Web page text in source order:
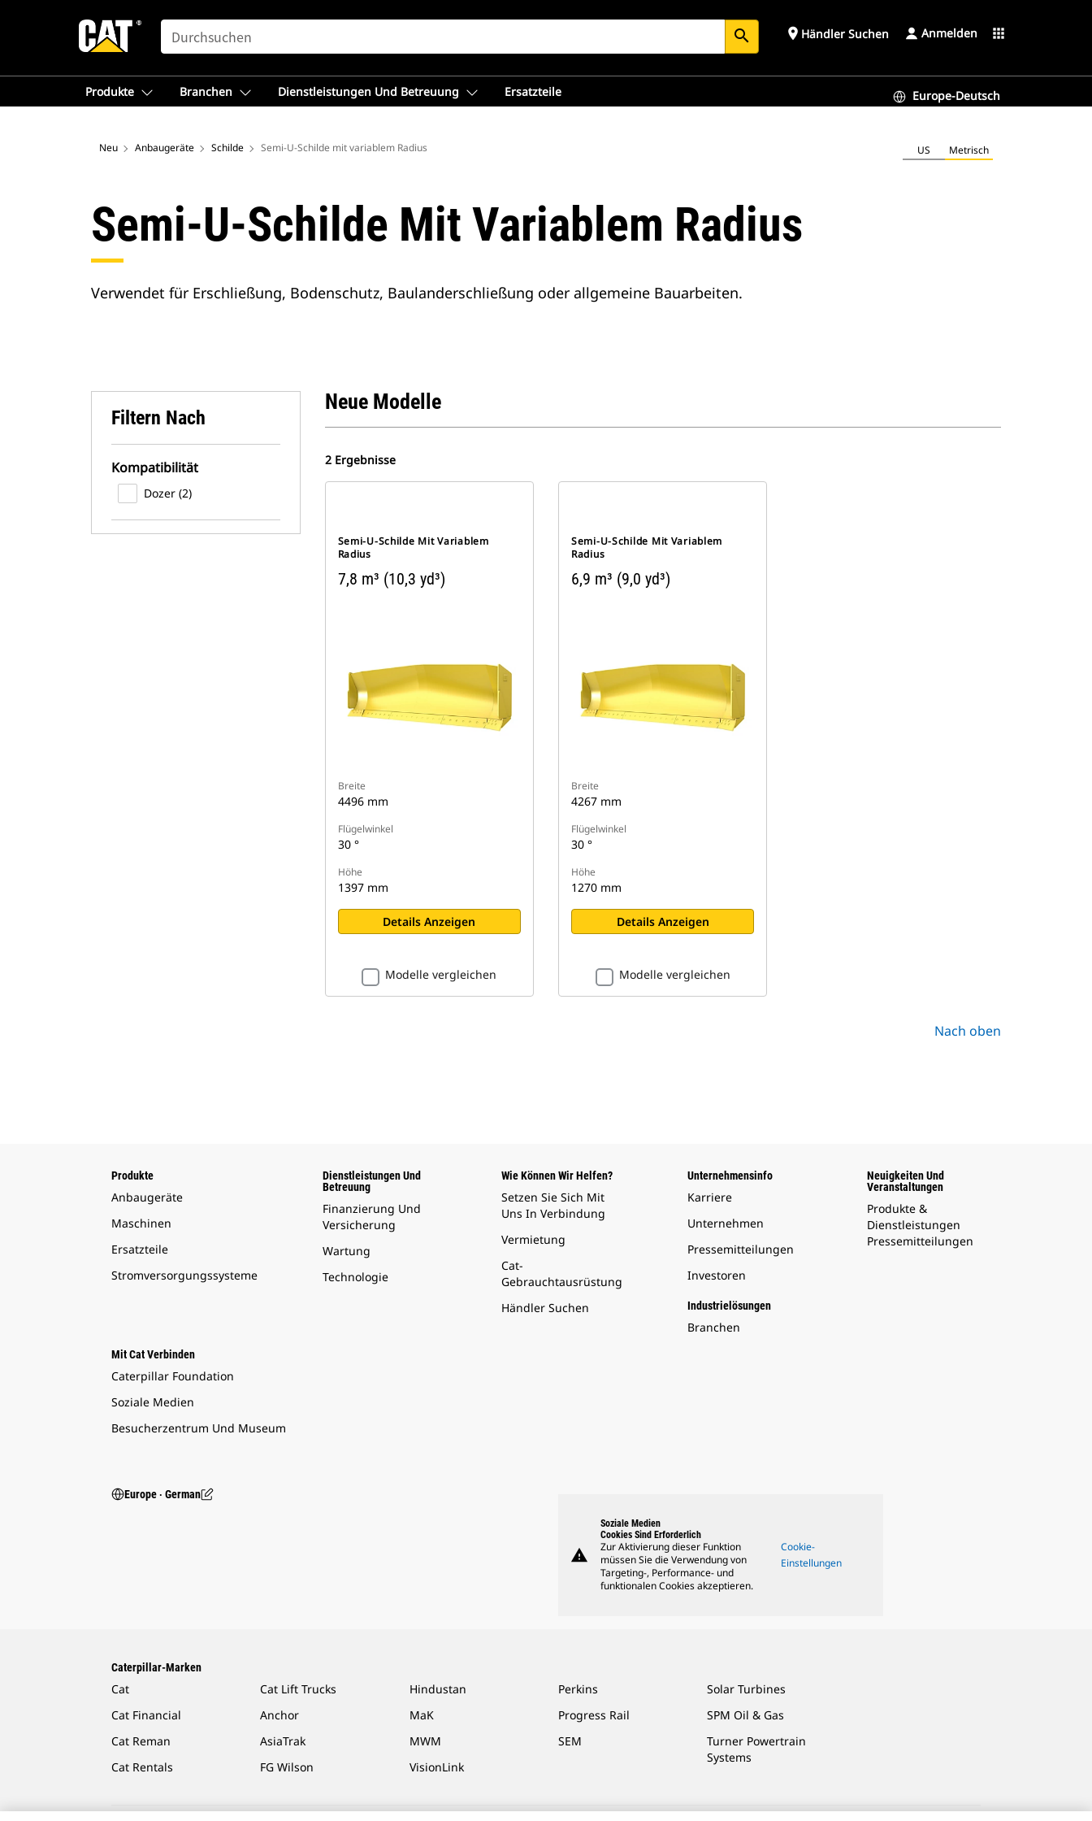
SEARCH search place Händler Suchen Anmelden apps
Produkte Branchen Dienstleistungen Und Betreuung Ersatzteile Europe-Deutsch
Neu Anbaugeräte Schilde Semi-U-Schilde mit variablem Radius US Metrisch
Semi-U-Schilde Mit Variablem Radius
Verwendet für Erschließung, Bodenschutz, Baulanderschließung oder allgemeine Bauarbeiten.
Filtern Nach
Kompatibilität
Dozer (2)
Neue Modelle
2 Ergebnisse
Semi-U-Schilde Mit Variablem
Radius
7,8 m³ (10,3 yd³)
Breite
4496 mm
Flügelwinkel
30 °
Höhe
1397 mm
Details Anzeigen
Modelle vergleichen
Semi-U-Schilde Mit Variablem
Radius
6,9 m³ (9,0 yd³)
Breite
4267 mm
Flügelwinkel
30 °
Höhe
1270 mm
Details Anzeigen
Modelle vergleichen
Nach oben
Produkte
Anbaugeräte
Maschinen
Ersatzteile
Stromversorgungssysteme
Dienstleistungen Und
Betreuung
Finanzierung Und
Versicherung
Wartung
Technologie
Wie Können Wir Helfen?
Setzen Sie Sich Mit
Uns In Verbindung
Vermietung
Cat-
Gebrauchtausrüstung
Händler Suchen
Unternehmensinfo
Karriere
Unternehmen
Pressemitteilungen
Investoren
Industrielösungen
Branchen
Neuigkeiten Und
Veranstaltungen
Produkte &
Dienstleistungen
Pressemitteilungen
Mit Cat Verbinden
Caterpillar Foundation
Soziale Medien
Besucherzentrum Und Museum
Europe ‧ German
warning
Soziale Medien
Cookies Sind Erforderlich
Zur Aktivierung dieser Funktion
müssen Sie die Verwendung von
Targeting-, Performance- und
funktionalen Cookies akzeptieren.
Cookie-
Einstellungen
Caterpillar-Marken
Cat
Cat Financial
Cat Reman
Cat Rentals
Cat Lift Trucks
Anchor
AsiaTrak
FG Wilson
Hindustan
MaK
MWM
VisionLink
Perkins
Progress Rail
SEM
Solar Turbines
SPM Oil & Gas
Turner Powertrain
Systems